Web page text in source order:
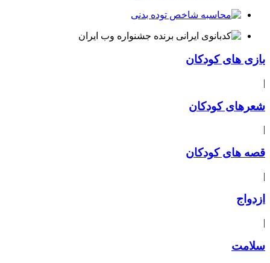
بازی های کودکان
|
شعرهای کودکان
|
قصه های کودکان
|
ازدواج
|
سلامت